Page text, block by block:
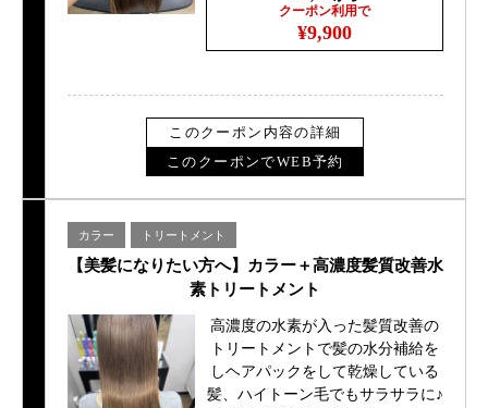
クーポン利用で
¥9,900
このクーポン内容の詳細
このクーポンでWEB予約
カラー トリートメント
【美髪になりたい方へ】カラー＋高濃度髪質改善水
素トリートメント
高濃度の水素が入った髪質改善の
トリートメントで髪の水分補給を
しヘアパックをして乾燥している
髪、ハイトーン毛でもサラサラに♪